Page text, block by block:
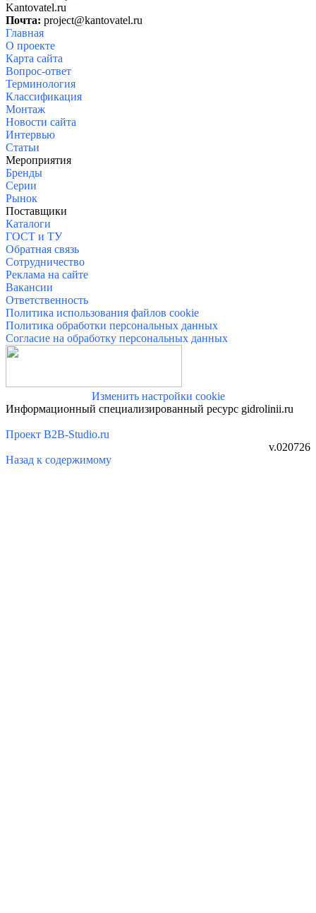
Kantovatel.ru
Почта: project@kantovatel.ru
Главная
О проекте
Карта сайта
Вопрос-ответ
Терминология
Классификация
Монтаж
Новости сайта
Интервью
Статьи
Мероприятия
Бренды
Серии
Рынок
Поставщики
Каталоги
ГОСТ и ТУ
Обратная связь
Сотрудничество
Реклама на сайте
Вакансии
Ответственность
Политика использования файлов cookie
Политика обработки персональных данных
Согласие на обработку персональных данных
Изменить настройки cookie
Информационный специализированный ресурс gidrolinii.ru
Проект B2B-Studio.ru
v.020726
Назад к содержимому